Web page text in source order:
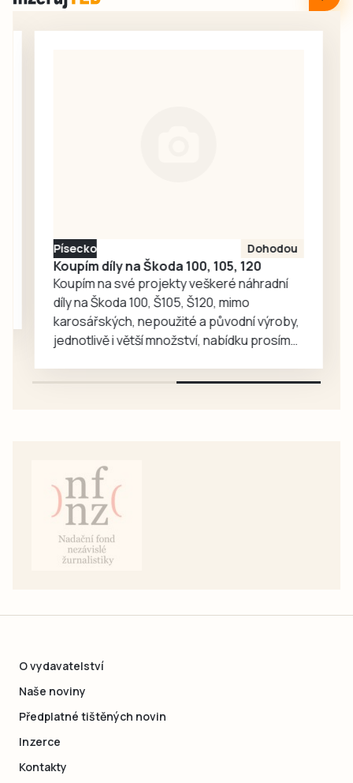
zapisovali své
hostů slavnostně
Písecko Dohodou
Koupím díly na Škoda 100, 105, 120
Koupím na své projekty veškeré náhradní
díly na Škoda 100, Š105, Š120, mimo
karosářských, nepoužité a původní výroby,
jednotlivě i větší množství, nabídku prosím
O vydavatelství
Naše noviny
Předplatné tištěných novin
Inzerce
Kontakty